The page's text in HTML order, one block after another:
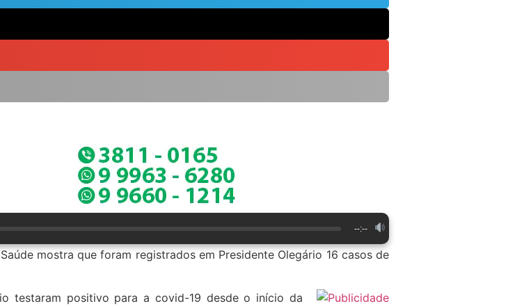
--:--
mostra que foram registrados em Presidente Olegário 16 casos de
testaram positivo para a covid-19 desde o início da